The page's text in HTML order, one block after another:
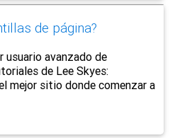
de página?
usuario avanzado de
de Lee Skyes:
mejor sitio donde comenzar a